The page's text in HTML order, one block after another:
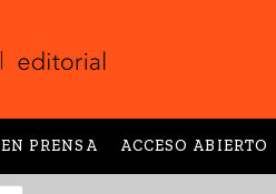
EN PRENSA ACCESO ABIERTO